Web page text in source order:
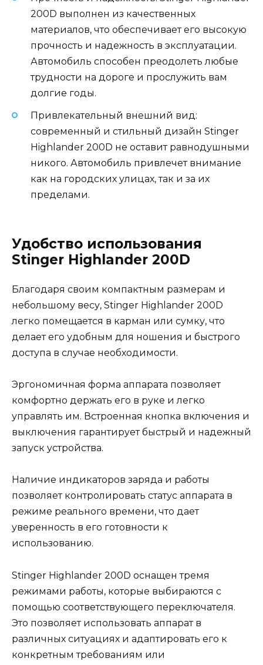
200D выполнен из качественных
материалов, что обеспечивает его высокую
прочность и надежность в эксплуатации.
Автомобиль способен преодолеть любые
трудности на дороге и прослужить вам
долгие годы.
Привлекательный внешний вид:
современный и стильный дизайн Stinger
Highlander 200D не оставит равнодушными
никого. Автомобиль привлечет внимание
как на городских улицах, так и за их
пределами.
Удобство использования
Stinger Highlander 200D
Благодаря своим компактным размерам и
небольшому весу, Stinger Highlander 200D
легко помещается в карман или сумку, что
делает его удобным для ношения и быстрого
доступа в случае необходимости.
Эргономичная форма аппарата позволяет
комфортно держать его в руке и легко
управлять им. Встроенная кнопка включения и
выключения гарантирует быстрый и надежный
запуск устройства.
Наличие индикаторов заряда и работы
позволяет контролировать статус аппарата в
режиме реального времени, что дает
уверенность в его готовности к
использованию.
Stinger Highlander 200D оснащен тремя
режимами работы, которые выбираются с
помощью соответствующего переключателя.
Это позволяет использовать аппарат в
различных ситуациях и адаптировать его к
конкретным требованиям или